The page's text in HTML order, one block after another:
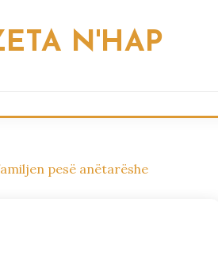
N'HAP
pesë anëtarëshe